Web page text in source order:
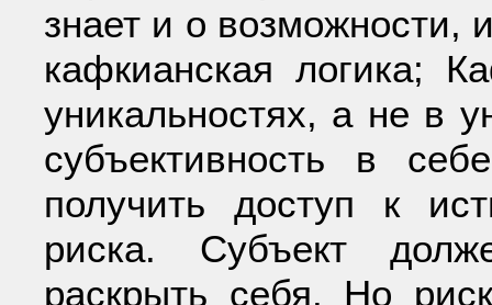
знает и о возможности,
кафкианская логика;
уникальностях, а не в
субъективность в
получить доступ к
риска. Субъект
раскрыть себя. Но